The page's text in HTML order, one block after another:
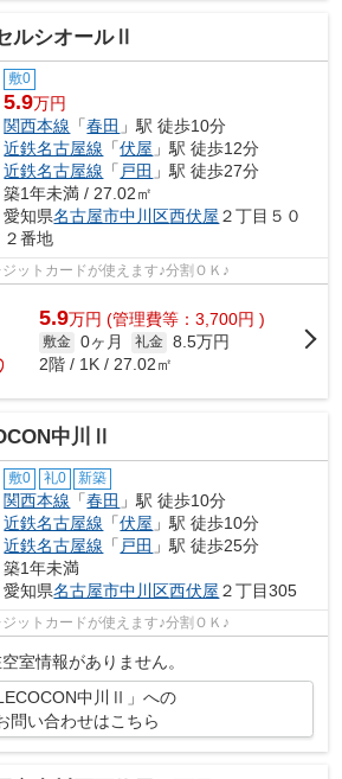
ルシオールⅡ
敷0
5.9万円
関西本線 「春田 」駅 徒歩10分
近鉄名古屋線 「伏屋 」駅 徒歩12分
近鉄名古屋線 「 戸田 」駅 徒歩27分
築1年未満 / 27.02㎡
愛知県名古屋市中川区西伏屋 ２丁目５０
２番地
ットカードが使えます♪分割ＯＫ♪
5.9万円 (管理費等：3,700円 )
敷金 0ヶ月 礼金 8.5万円
2階 / 1K / 27.02㎡
中川Ⅱ
敷0 礼0 新築
関西本線 「春田 」駅 徒歩10分
近鉄名古屋線 「伏屋 」駅 徒歩10分
近鉄名古屋線 「 戸田 」駅 徒歩25分
築1年未満
愛知県名古屋市中川区西伏屋 ２丁目305
ットカードが使えます♪分割ＯＫ♪
室情報がありません。
LECOCON中川Ⅱ」への
問い合わせはこちら